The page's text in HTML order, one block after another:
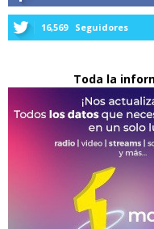
16,569 Seguidores
Toda la